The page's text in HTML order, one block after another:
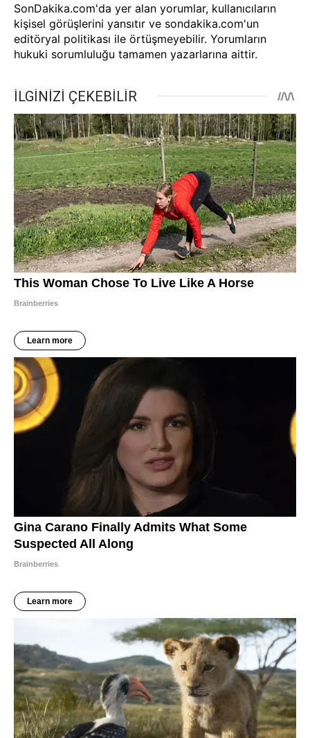
SonDakika.com'da yer alan yorumlar, kullanıcıların
kişisel görüşlerini yansıtır ve sondakika.com'un
editöryal politikası ile örtüşmeyebilir. Yorumların
hukuki sorumluluğu tamamen yazarlarına aittir.